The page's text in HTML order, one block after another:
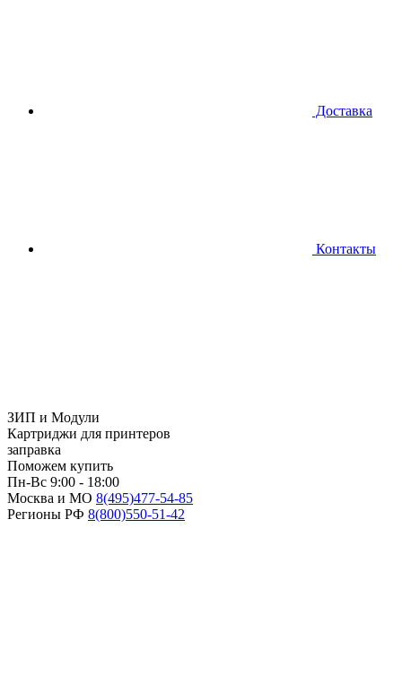
Доставка
Контакты
ЗИП и Модули
Картриджи для принтеров
заправка
Поможем купить
Пн-Вс 9:00 - 18:00
Москва и МО 8(495)477-54-85
Регионы РФ 8(800)550-51-42